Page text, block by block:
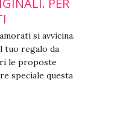
PER
si avvicina.
tuo regalo da
le proposte
speciale questa